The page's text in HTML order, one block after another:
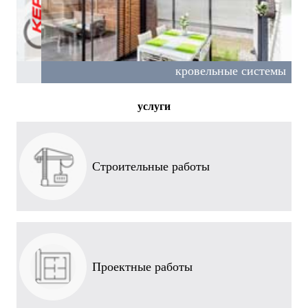
Кровельные системы
кровельные системы
кровельные системы
услуги
Строительные работы
Проектные работы